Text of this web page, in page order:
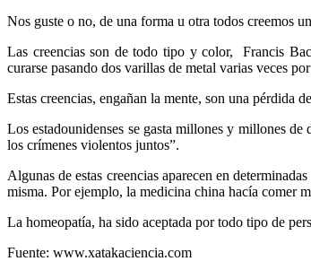
Nos guste o no, de una forma u otra todos creemos
Las creencias son de todo tipo y color, Francis
curarse pasando dos varillas de metal varias veces
Estas creencias, engañan la mente, son una pérdida
Los estadounidenses se gasta millones y millones
los crímenes violentos juntos”.
Algunas de estas creencias aparecen en
misma. Por ejemplo, la medicina china hacía comer
La homeopatía, ha sido aceptada por todo tipo de
Fuente: www.xatakaciencia.com